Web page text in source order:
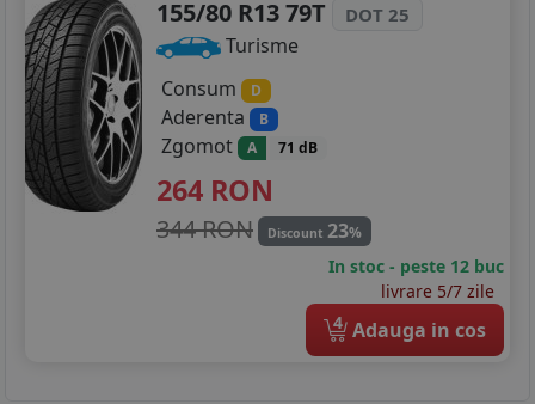
155/80 R13 79T
DOT 25
Turisme
Consum
D
Aderenta B
Zgomot A 71 dB
264 RON
344 RON Discount 23%
In stoc - peste 12 buc
livrare 5/7 zile
4 Adauga in cos